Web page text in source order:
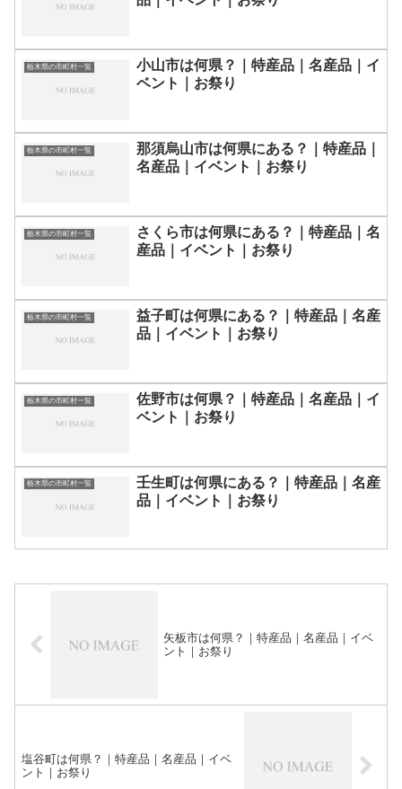
栃木県の市町村一覧
小山市は何県？｜特産品｜名産品｜イ
ベント｜お祭り
栃木県の市町村一覧
那須烏山市は何県にある？｜特産品｜
名産品｜イベント｜お祭り
栃木県の市町村一覧
さくら市は何県にある？｜特産品｜名
産品｜イベント｜お祭り
栃木県の市町村一覧
益子町は何県にある？｜特産品｜名産
品｜イベント｜お祭り
栃木県の市町村一覧
佐野市は何県？｜特産品｜名産品｜イ
ベント｜お祭り
栃木県の市町村一覧
壬生町は何県にある？｜特産品｜名産
品｜イベント｜お祭り
矢板市は何県？｜特産品｜名産品｜イベ
ント｜お祭り
塩谷町は何県？｜特産品｜名産品｜イベ
ント｜お祭り